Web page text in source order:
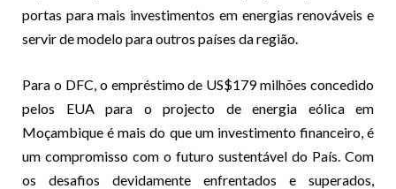
portas para mais investimentos em energias renováveis e
servir de modelo para outros países da região.
Para o DFC, o empréstimo de US$179 milhões concedido
pelos EUA para o projecto de energia eólica em
Moçambique é mais do que um investimento financeiro, é
um compromisso com o futuro sustentável do País. Com
os desafios devidamente enfrentados e superados,